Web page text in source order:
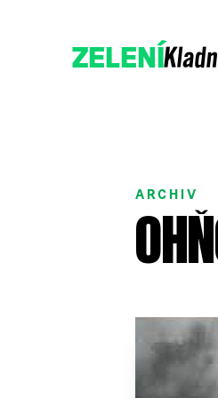
ZELENÍ
Přidejte se k nám
ARCHIV